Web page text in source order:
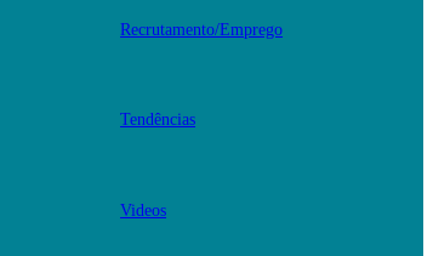
Recrutamento/Emprego
Tendências
Videos